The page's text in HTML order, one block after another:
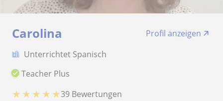
Carolina
Profil anzeigen
Unterrichtet Spanisch
Teacher Plus
★ ★ ★ ★ ★39 Bewertungen